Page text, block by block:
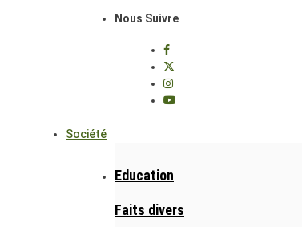
Nous Suivre
Société
Education
Faits divers